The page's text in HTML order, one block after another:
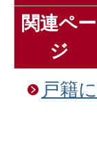
関連ペー
ジ
戸籍